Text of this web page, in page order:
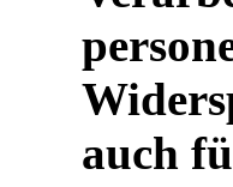
auch